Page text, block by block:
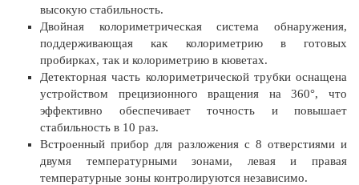
высокую стабильность.
Двойная колориметрическая система обнаружения,
поддерживающая как колориметрию в готовых
пробирках, так и колориметрию в кюветах.
Детекторная часть колориметрической трубки оснащена
устройством прецизионного вращения на 360°, что
эффективно обеспечивает точность и повышает
стабильность в 10 раз.
Встроенный прибор для разложения с 8 отверстиями и
двумя температурными зонами, левая и правая
температурные зоны контролируются независимо.